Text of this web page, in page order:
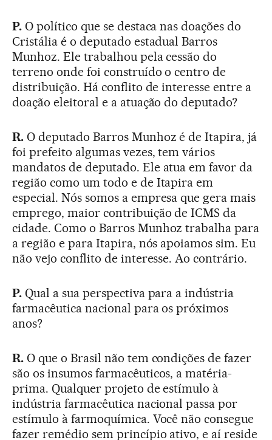
P. O político que se destaca nas doações do
Cristália é o deputado estadual Barros
Munhoz. Ele trabalhou pela cessão do
terreno onde foi construído o centro de
distribuição. Há conflito de interesse entre a
doação eleitoral e a atuação do deputado?
R.O deputado Barros Munhoz é de Itapira, já
foi prefeito algumas vezes, tem vários
mandatos de deputado. Ele atua em favor da
região como um todo e de Itapira em
especial. Nós somos a empresa que gera mais
emprego, maior contribuição de ICMS da
cidade. Como o Barros Munhoz trabalha para
a região e para Itapira, nós apoiamos sim. Eu
não vejo conflito de interesse. Ao contrário.
P. Qual a sua perspectiva para a indústria
farmacêutica nacional para os próximos
anos?
R.O que o Brasil não tem condições de fazer
são os insumos farmacêuticos, a matéria-
prima. Qualquer projeto de estímulo à
indústria farmacêutica nacional passa por
estímulo à farmoquímica. Você não consegue
fazer remédio sem princípio ativo, e aí reside